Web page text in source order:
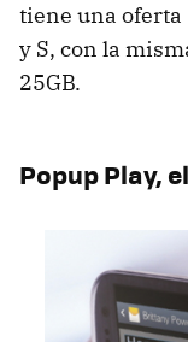
tiene una oferta
y S, con la
25GB.
Popup Play,